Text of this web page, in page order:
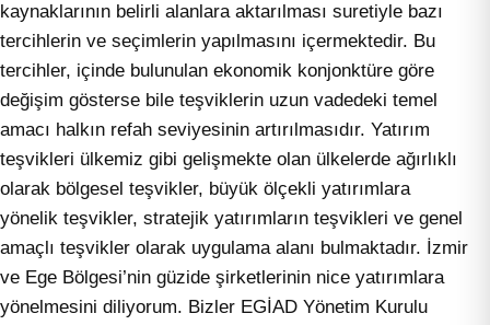
kaynaklarının belirli alanlara aktarılması suretiyle bazı
tercihlerin ve seçimlerin yapılmasını içermektedir. Bu
tercihler, içinde bulunulan ekonomik konjonktüre göre
değişim gösterse bile teşviklerin uzun vadedeki temel
amacı halkın refah seviyesinin artırılmasıdır. Yatırım
teşvikleri ülkemiz gibi gelişmekte olan ülkelerde ağırlıklı
olarak bölgesel teşvikler, büyük ölçekli yatırımlara
yönelik teşvikler, stratejik yatırımların teşvikleri ve genel
amaçlı teşvikler olarak uygulama alanı bulmaktadır. İzmir
ve Ege Bölgesi’nin güzide şirketlerinin nice yatırımlara
yönelmesini diliyorum. Bizler EGİAD Yönetim Kurulu